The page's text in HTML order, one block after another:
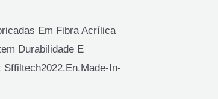
Em Fibra Acrílica
Durabilidade E
Sffiltech2022.en.made-In-